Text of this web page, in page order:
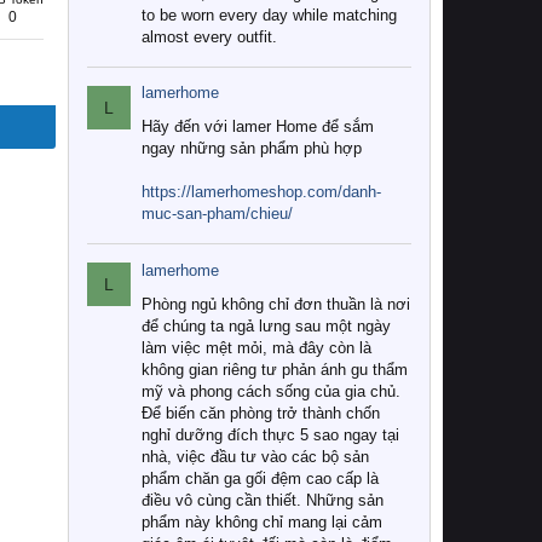
0
to be worn every day while matching
almost every outfit.
L
lamerhome
Hãy đến với lamer Home để sắm
ngay những sản phẩm phù hợp
https://lamerhomeshop.com/danh-
muc-san-pham/chieu/
L
lamerhome
Phòng ngủ không chỉ đơn thuần là nơi
để chúng ta ngả lưng sau một ngày
làm việc mệt mỏi, mà đây còn là
không gian riêng tư phản ánh gu thẩm
mỹ và phong cách sống của gia chủ.
Để biến căn phòng trở thành chốn
nghỉ dưỡng đích thực 5 sao ngay tại
nhà, việc đầu tư vào các bộ sản
phẩm chăn ga gối đệm cao cấp là
điều vô cùng cần thiết. Những sản
phẩm này không chỉ mang lại cảm